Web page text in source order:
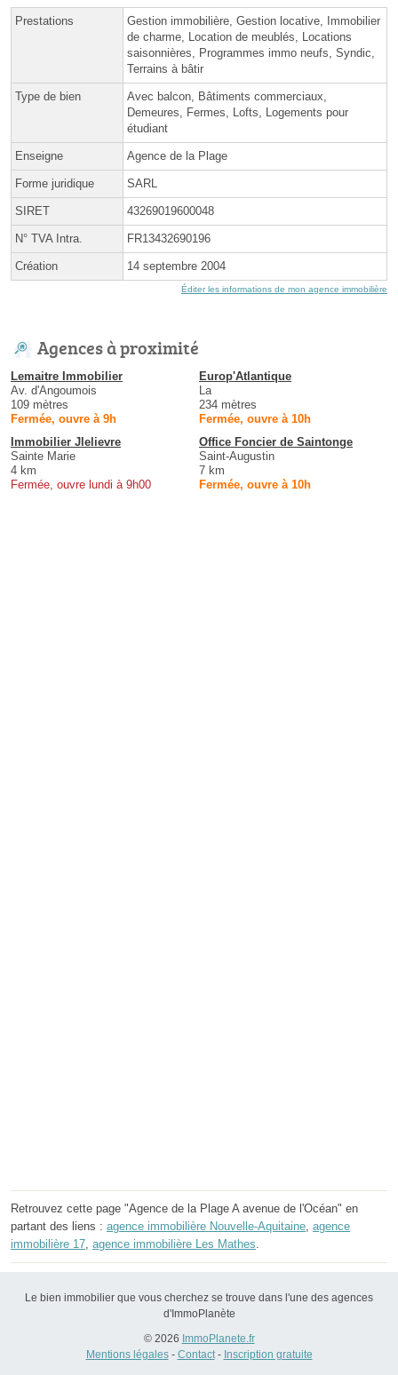
Prestations
Gestion immobilière, Gestion locative, Immobilier
de charme, Location de meublés, Locations
saisonnières, Programmes immo neufs, Syndic,
Terrains à bâtir
Type de bien
Avec balcon, Bâtiments commerciaux,
Demeures, Fermes, Lofts, Logements pour
étudiant
Enseigne Agence de la Plage
Forme juridique SARL
SIRET 43269019600048
N° TVA Intra. FR13432690196
Création 14 septembre 2004
Éditer les informations de mon agence immobilière
Agences à proximité
Lemaitre Immobilier
Av. d'Angoumois
109 mètres
Fermée, ouvre à 9h
Europ'Atlantique
La
234 mètres
Fermée, ouvre à 10h
Immobilier Jlelievre
Sainte Marie
4 km
Fermée, ouvre lundi à 9h00
Office Foncier de Saintonge
Saint-Augustin
7 km
Fermée, ouvre à 10h
Retrouvez cette page "Agence de la Plage A avenue de l'Océan" en
partant des liens : agence immobilière Nouvelle-Aquitaine, agence
immobilière 17, agence immobilière Les Mathes.
Le bien immobilier que vous cherchez se trouve dans l'une des agences
d'ImmoPlanète
© 2026 ImmoPlanete.fr
Mentions légales- Contact- Inscription gratuite